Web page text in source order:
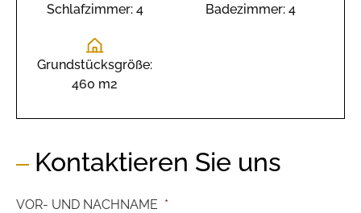
Schlafzimmer: 4 Badezimmer: 4
Grundstücksgröße:
460 m2
Kontaktieren Sie uns
VOR- UND NACHNAME *